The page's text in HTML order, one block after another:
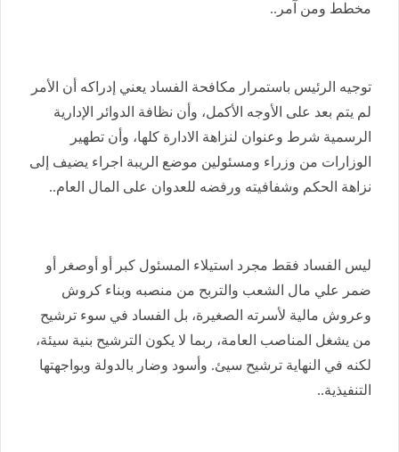
مخطط ومن آمر..
توجيه الرئيس باستمرار مكافحة الفساد يعني إدراكه أن الأمر
لم يتم بعد على الأوجه الأكمل، وأن نظافة الدوائر الإدارية
الرسمية شرط وعنوان لنزاهة الادارة كلها، وأن تطهير
الوزارات من وزراء ومسئولين موضع الريبة اجراء يضيف إلى
نزاهة الحكم وشفافيته ورفضه للعدوان على المال العام..
ليس الفساد فقط مجرد استيلاء المسئول كبر أو أوصغر أو
ضمر علي مال الشعب والتربح من منصبه وبناء كروش
وعروش مالية لأسرته الصغيرة، بل الفساد في سوء ترشيح
من يشغل المناصب العامة، ربما لا يكون الترشيح بنية سيئة،
لكنه في النهاية ترشيح سيئ. وأسود وضار بالدولة وبواجهتها
التنفيذية..